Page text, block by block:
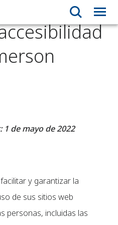
de mayo de 2022
y garantizar la
de sus sitios web
personas, incluidas las